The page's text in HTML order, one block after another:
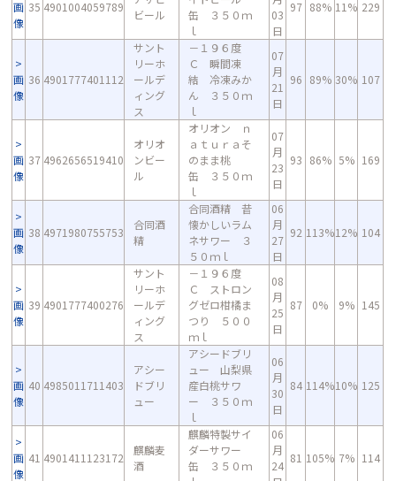
画
像
35 4901004059789
ビール
缶 ３５０ｍ
ｌ
03
日
97 88% 11% 229
画
像
36 4901777401112
サント
リーホ
ールデ
ィング
ス
－１９６度
Ｃ 瞬間凍
結 冷凍みか
ん ３５０ｍ
ｌ
07
月
21
日
96 89% 30% 107
画
像
37 4962656519410
オリオ
ンビー
ル
オリオン ｎ
ａｔｕｒａそ
のまま桃
缶 ３５０ｍ
ｌ
07
月
23
日
93 86% 5% 169
画
像
38 4971980755753
合同酒
精
合同酒精 昔
懐かしいラム
ネサワー ３
５０ｍｌ
06
月
27
日
92 113%12% 104
画
像
39 4901777400276
サント
リーホ
ールデ
ィング
ス
－１９６度
Ｃ ストロン
グゼロ柑橘ま
つり ５００
ｍｌ
08
月
25
日
87 0% 9% 145
画
像
40 4985011711403
アシー
ドブリ
ュー
アシードブリ
ュー 山梨県
産白桃サワ
ー ３５０ｍ
ｌ
06
月
30
日
84 114%10% 125
画
像
41 4901411123172
麒麟麦
酒
麒麟特製サイ
ダーサワー
缶 ３５０ｍ
06
月
24
81 105% 7% 114